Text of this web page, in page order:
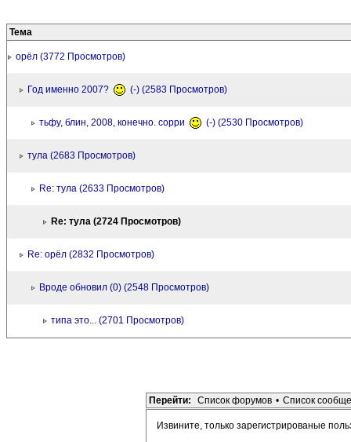
Тема
орёл (3772 Просмотров)
Год именно 2007? (-) (2583 Просмотров)
тьфу, блин, 2008, конечно. сорри (-) (2530 Просмотров)
тула (2683 Просмотров)
Re: тула (2633 Просмотров)
Re: тула (2724 Просмотров)
Re: орёл (2832 Просмотров)
Вроде обновил (0) (2548 Просмотров)
типа это... (2701 Просмотров)
Перейти: Список форумов • Список
Извините, только зарегистрированые